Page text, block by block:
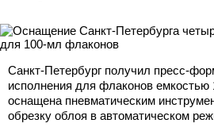
Санкт-Петербург получил пресс-
исполнения для флаконов
оснащена пневматическим
обрезку облоя в автоматическом